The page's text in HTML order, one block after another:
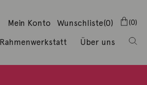
Mein Konto (0)
Wunschliste 0
Rahmenwerkstatt Über uns